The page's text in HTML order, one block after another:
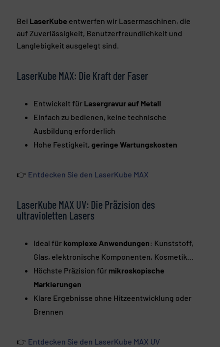
Bei LaserKube entwerfen wir Lasermaschinen, die
auf Zuverlässigkeit, Benutzerfreundlichkeit und
Langlebigkeit ausgelegt sind.
LaserKube MAX: Die Kraft der Faser
Entwickelt für Lasergravur auf Metall
Einfach zu bedienen, keine technische
Ausbildung erforderlich
Hohe Festigkeit, geringe Wartungskosten
👉 Entdecken Sie den LaserKube MAX
LaserKube MAX UV: Die Präzision des
ultravioletten Lasers
Ideal für komplexe Anwendungen: Kunststoff,
Glas, elektronische Komponenten, Kosmetik…
Höchste Präzision für mikroskopische
Markierungen
Klare Ergebnisse ohne Hitzeentwicklung oder
Brennen
👉 Entdecken Sie den LaserKube MAX UV